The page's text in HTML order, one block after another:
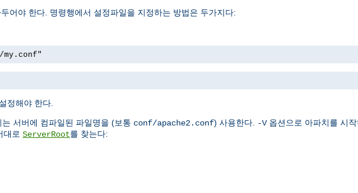
어야 한다. 명령행에서 설정파일을 지정하는 방법은 두가지다:
정해야 한다.
서버에 컴파일된 파일명을 (보통 conf/apache2.conf) 사용한다. -V옵션으로 아파치를 시작
대로 ServerRoot를 찾는다: